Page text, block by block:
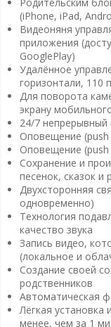
(iPhone, iPad,
Видеоняня
приложения
GooglePlay)
Удалённое
горизонтали, 110
Для поворота
экрану
24/7 непрерывный
Оповещение
Оповещение
Сохранение и
песенок, сказок и
Двухсторонняя
одновременно)
Технология
качество звука
Запись видео,
(локальное и
Создание своей
родственников
Автоматическая
Лёгкая установка
менее, чем за 1